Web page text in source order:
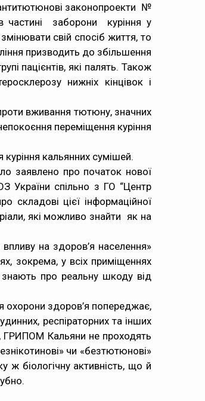
законопроекти №
частині заборони куріння у
свій спосіб життя, то
призводить до збільшення
пацієнтів, які палять. Також
нижніх кінцівок і
вживання тютюну, значних
переміщення куріння
кальянних сумішей.
заявлено про початок нової
України спільно з ГО “Центр
складові цієї інформаційної
які можливо знайти як на
на здоров’я населення»
зокрема, у всіх приміщеннях
про реальну шкоду від
охорони здоров’я попереджає,
респіраторних та інших
ГРИПОМ Кальяни не проходять
чи «безтютюнові»
біологічну активність, що й